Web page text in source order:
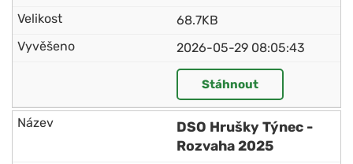
68.7KB
2026-05-29 08:05:43
Stáhnout
DSO Hrušky Týnec -
Rozvaha 2025